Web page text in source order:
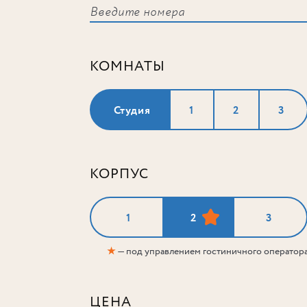
КОМНАТЫ
Студия 1 2 3
КОРПУС
1 2 3
★— под управлением гостиничного
ЦЕНА